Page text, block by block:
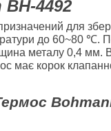
4492
для
до 60~80 ℃.
металу 0,4
має корок